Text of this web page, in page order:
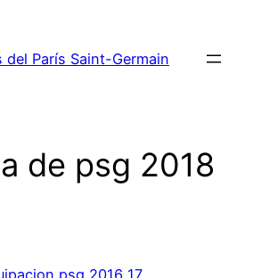
del París Saint-Germain
de psg 2018